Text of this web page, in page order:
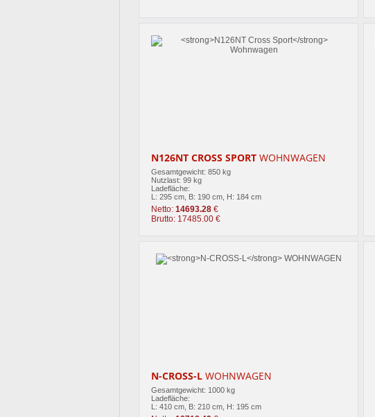
N126NT CROSS SPORT WOHNWAGEN
Gesamtgewicht: 850 kg
Nutzlast: 99 kg
Ladefläche:
L: 295 cm, B: 190 cm, H: 184 cm
Netto: 14693.28 €
Brutto: 17485.00 €
N-CROSS-L WOHNWAGEN
Gesamtgewicht: 1000 kg
Ladefläche:
L: 410 cm, B: 210 cm, H: 195 cm